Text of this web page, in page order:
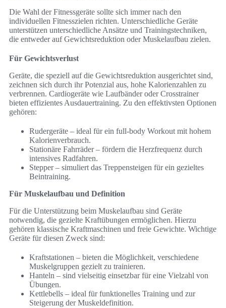
Die Wahl der Fitnessgeräte sollte sich immer nach den
individuellen Fitnesszielen richten. Unterschiedliche Geräte
unterstützen unterschiedliche Ansätze und Trainingstechniken,
die entweder auf Gewichtsreduktion oder Muskelaufbau zielen.
Für Gewichtsverlust
Geräte, die speziell auf die Gewichtsreduktion ausgerichtet sind,
zeichnen sich durch ihr Potenzial aus, hohe Kalorienzahlen zu
verbrennen. Cardiogeräte wie Laufbänder oder Crosstrainer
bieten effizientes Ausdauertraining. Zu den effektivsten Optionen
gehören:
Rudergeräte – ideal für ein full-body Workout mit hohem
Kalorienverbrauch.
Stationäre Fahrräder – fördern die Herzfrequenz durch
intensives Radfahren.
Stepper – simuliert das Treppensteigen für ein gezieltes
Beintraining.
Für Muskelaufbau und Definition
Für die Unterstützung beim Muskelaufbau sind Geräte
notwendig, die gezielte Kraftübungen ermöglichen. Hierzu
gehören klassische Kraftmaschinen und freie Gewichte. Wichtige
Geräte für diesen Zweck sind:
Kraftstationen – bieten die Möglichkeit, verschiedene
Muskelgruppen gezielt zu trainieren.
Hanteln – sind vielseitig einsetzbar für eine Vielzahl von
Übungen.
Kettlebells – ideal für funktionelles Training und zur
Steigerung der Muskeldefinition.